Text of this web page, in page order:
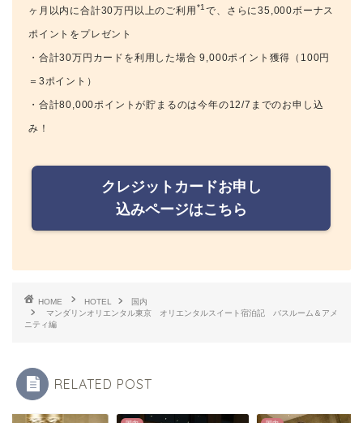
ヶ月以内に合計30万円以上のご利用 *1で、さらに35,000ボーナス
ポイントをプレゼント
・合計30万円カードを利用した場合 9,000ポイント獲得（100円
＝3ポイント）
・合計80,000ポイントが貯まるのは今年の12/7までのお申し込
み！
クレジットカードお申し
込みページはこちら
HOME HOTEL
国内
マンダリンオリエンタル東京 オリエンタルスイート宿泊記 バスルーム＆アメ
ニティ編
RELATED POST